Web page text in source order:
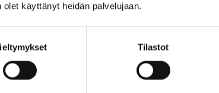
käyttänyt heidän palvelujaan.
Tilastot
Pikalinkit
ajan tasalla